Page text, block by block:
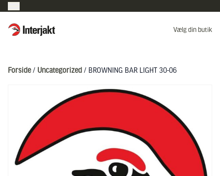
Interjakt DK Vælg din butik
Forside/ Uncategorized / BROWNING BAR LIGHT 30-06